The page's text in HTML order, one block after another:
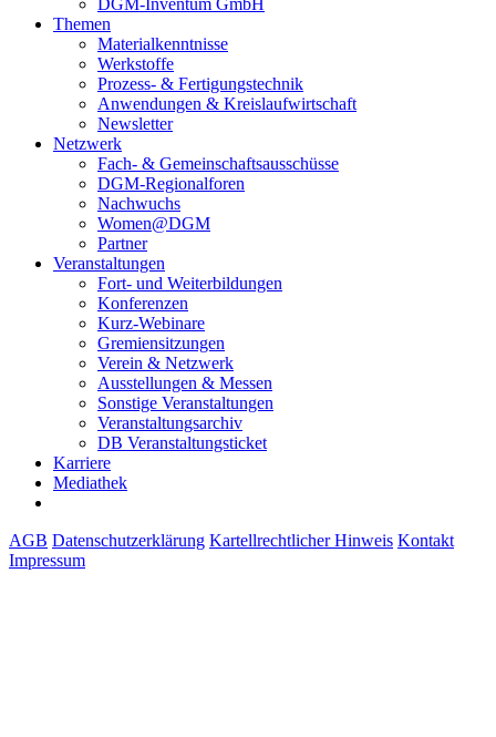
DGM-Inventum GmbH
Themen
Materialkenntnisse
Werkstoffe
Prozess- & Fertigungstechnik
Anwendungen & Kreislaufwirtschaft
Newsletter
Netzwerk
Fach- & Gemeinschaftsausschüsse
DGM-Regionalforen
Nachwuchs
Women@DGM
Partner
Veranstaltungen
Fort- und Weiterbildungen
Konferenzen
Kurz-Webinare
Gremiensitzungen
Verein & Netzwerk
Ausstellungen & Messen
Sonstige Veranstaltungen
Veranstaltungsarchiv
DB Veranstaltungsticket
Karriere
Mediathek
AGB Datenschutzerklärung Kartellrechtlicher Hinweis Kontakt
Impressum